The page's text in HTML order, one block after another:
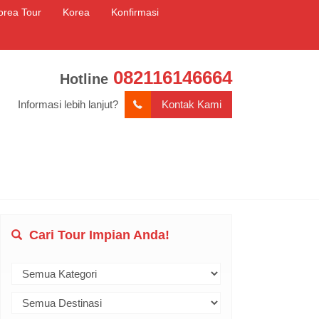
Tour Korea Konfirmasi
Hotline 082116146664
Informasi lebih lanjut? Kontak Kami
Cari Tour Impian Anda!